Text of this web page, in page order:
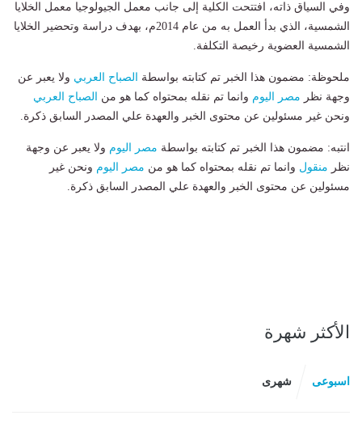
وفي السياق ذاته، افتتحت الكلية إلى جانب معمل الجيولوجيا معمل الخلايا
الشمسية، الذي بدأ العمل به من عام 2014م، بهدف دراسة وتحضير الخلايا
الشمسية العضوية رخيصة التكلفة.
ملحوظة: مضمون هذا الخبر تم كتابته بواسطة الصباح العربي ولا يعبر عن
وجهة نظر مصر اليوم وانما تم نقله بمحتواه كما هو من
الصباح العربي
ونحن غير مسئولين عن محتوى الخبر والعهدة علي المصدر السابق ذكرة.
انتبه: مضمون هذا الخبر تم كتابته بواسطة مصر اليوم ولا يعبر عن وجهة
نظر منقول وانما تم نقله بمحتواه كما هو من مصر اليوم ونحن غير
مسئولين عن محتوى الخبر والعهدة علي المصدر السابق ذكرة.
الأكثر شهرة
اسبوعى شهرى